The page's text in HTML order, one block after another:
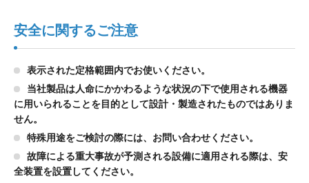
安全に関するご注意
表示された定格範囲内でお使いください。
当社製品は人命にかかわるような状況の下で使用される機器
に用いられることを目的として設計・製造されたものではありま
せん。
特殊用途をご検討の際には、お問い合わせください。
故障による重大事故が予測される設備に適用される際は、安
全装置を設置してください。